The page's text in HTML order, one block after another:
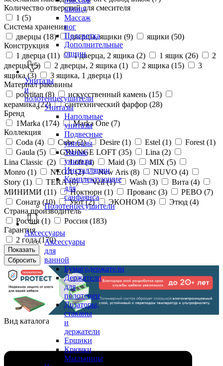
шиацу
Массаж
ног
Подсветка
Дополнительные
опции
Унитазы
и
полотенцесушители
Унитазы
Напольные
унитазы
Подвесные
унитазы
Умные
унитазы
Инсталляции
Комплектующие
для
санфаянса
Полотенцесушители
Аксессуары
Аксессуары
для
ванной
Бумагодержатели
Держатели
для
полотенец
Дозаторы,
стаканы
и
держатели
Ершики
Крючки
Мыльницы
Количество отверстий для смесителя
1 (5)
Система хранения
дверцы (18) дверцы, ящики (9) ящики (50)
Конструкция
1 дверца (11) 1 дверца, 2 ящика (2) 1 ящик (26)
2
дверцы (5) 2 дверцы, 2 ящика (1) 2 ящика (15)
3
ящика (3) 3 ящика, 1 дверца (1)
Материал раковины
polytitan (8) искусственный камень (15)
керамика (22) сантехнический фарфор (28)
Бренд
1Marka (174) Marka One (7)
Коллекция
Coda (4) Cube (2) Desire (1) Estel (1) Forest (1)
Gaula (5) GRUNGE LOFT (35) Lina (2)
Lina Classic (2) Loft (4) Maid (3) MIX (5)
Monro (1) NEGA (2) New Aris (8) NUVO (4)
Story (1) TERA (6) Veil (1) Wash (3) Вита (4)
МИНИМИ (11) Ноктюрн (1) Прованс (3) РЕВО (7)
Соната (10) Уют (2) ЭКОНОМ (3) Этюд (4)
Страна производитель
Россия (1) Россия (183)
Гарантия
2 года (170)
Вид каталога